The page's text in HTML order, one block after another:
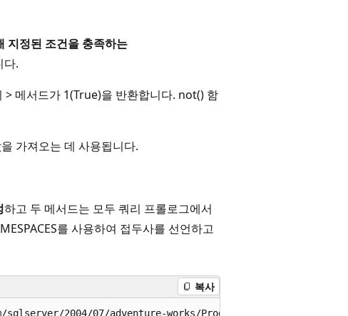
지정된 조건을 충족하는
다.
> 메서드가 1(True)을 반환합니다. not() 함
가져오는 데 사용됩니다.
하고 두 메서드는 모두 쿼리 프롤로그에서
를 사용하여 접두사를 선언하고
복사
sqlserver/2004/07/adventure-works/ProductModelDescription'